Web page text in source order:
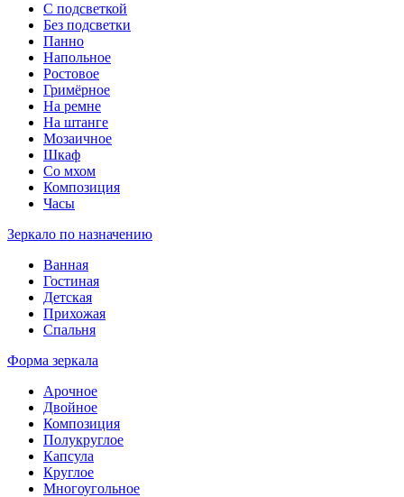
С подсветкой
Без подсветки
Панно
Напольное
Ростовое
Гримёрное
На ремне
На штанге
Мозаичное
Шкаф
Со мхом
Композиция
Часы
Зеркало по назначению
Ванная
Гостиная
Детская
Прихожая
Спальня
Форма зеркала
Арочное
Двойное
Композиция
Полукруглое
Капсула
Круглое
Многоугольное